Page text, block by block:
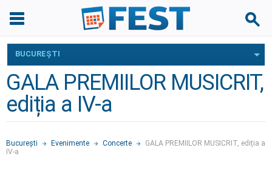
BUCUREŞTI
GALA PREMIILOR MUSICRIT,
ediția a IV-a
Bucureşti Evenimente Concerte
GALA PREMIILOR MUSICRIT, ediția a
IV-a